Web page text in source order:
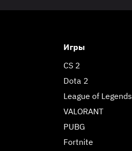
Игры
CS 2
Dota 2
League of Legends
VALORANT
PUBG
Fortnite